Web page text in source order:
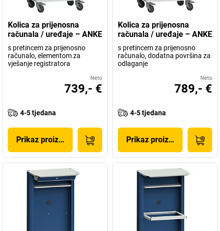
Kolica za prijenosna
računala / uređaje – ANKE
s pretincem za prijenosno
računalo, elementom za
vješanje registratora
Neto
739,- €
4-5 tjedana
Prikaz proizvoda
Kolica za prijenosna
računala / uređaje – ANKE
s pretincem za prijenosno
računalo, dodatna površina za
odlaganje
Neto
789,- €
4-5 tjedana
Prikaz proizvoda